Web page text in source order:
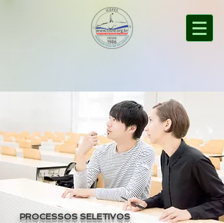
PROCESSOS SELETIVOS